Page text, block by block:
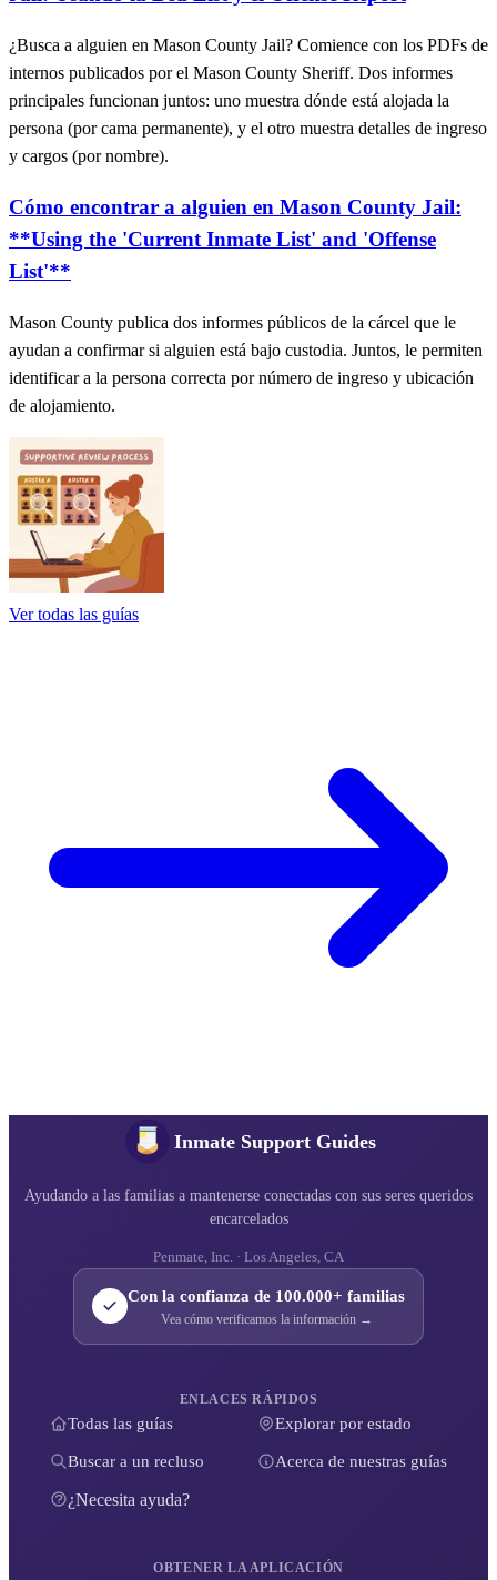
¿Busca a alguien en Mason County Jail? Comience con los PDFs de
internos publicados por el Mason County Sheriff. Dos informes
principales funcionan juntos: uno muestra dónde está alojada la
persona (por cama permanente), y el otro muestra detalles de ingreso
y cargos (por nombre).
Cómo encontrar a alguien en Mason County Jail:
**Using the 'Current Inmate List' and 'Offense
List'**
Mason County publica dos informes públicos de la cárcel que le
ayudan a confirmar si alguien está bajo custodia. Juntos, le permiten
identificar a la persona correcta por número de ingreso y ubicación
de alojamiento.
Ver todas las guías
Inmate Support Guides
Ayudando a las familias a mantenerse conectadas con sus seres queridos
encarcelados
Penmate, Inc. · Los Angeles, CA
Con la confianza de 100.000+ familias
Vea cómo verificamos la información →
ENLACES RÁPIDOS
Todas las guías Explorar por estado
Buscar a un recluso Acerca de nuestras guías
¿Necesita ayuda?
OBTENER LA APLICACIÓN